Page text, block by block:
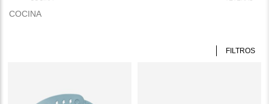
COCINA
FILTROS